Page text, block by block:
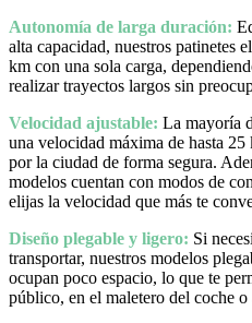
Autonomía de larga duración:
alta capacidad, nuestros patinetes
km con una sola carga,
realizar trayectos largos sin
Velocidad ajustable: La mayoría
una velocidad máxima de hasta
por la ciudad de forma segura.
modelos cuentan con modos de
elijas la velocidad que más te
Diseño plegable y ligero: Si
transportar, nuestros modelos
ocupan poco espacio, lo que te
público, en el maletero del coche